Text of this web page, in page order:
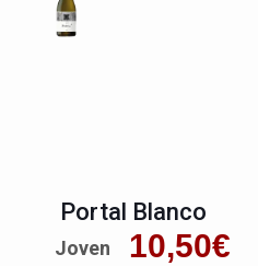
Portal Blanco
10,50€
Joven